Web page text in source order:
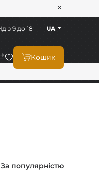
Кошик
з 9 до 18 UA
За популярністю